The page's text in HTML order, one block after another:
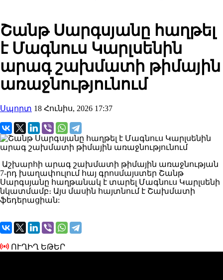
Շանթ Սարգսյանը հաղթել
է Մագնուս Կարլսենին
արագ շախմատի թիմային
առաջնությունում
Սպորտ 18 Հունիս, 2026 17:37
Աշխարհի արագ շախմատի թիմային առաջնության
7-րդ խաղափուլում հայ գրոսմայստեր Շանթ
Սարգսյանը հաղթանակ է տարել Մագնուս Կարլսենի
նկատմամբ։ Այս մասին հայտնում է Շախմատի
ֆեդերացիան:
ՈՒՂԻՂ ԵԹԵՐ